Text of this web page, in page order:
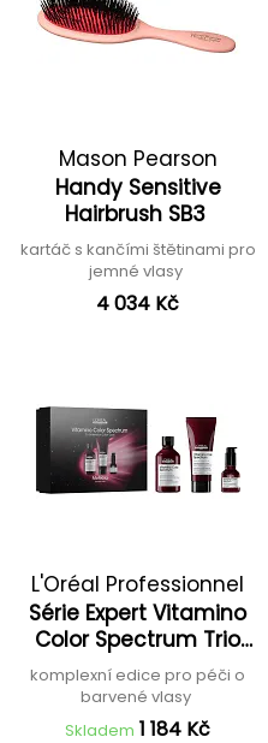
Mason Pearson
Handy Sensitive
Hairbrush SB3
kartáč s kančími štětinami pro
jemné vlasy
4 034 Kč
L'Oréal Professionnel
Série Expert Vitamino
Color Spectrum Trio
Meteora
komplexní edice pro péči o
barvené vlasy
Skladem 1 184 Kč